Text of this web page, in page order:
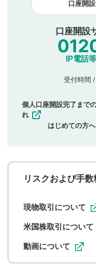
本動画コンテ
他者への誹謗中
公序良俗に反
氏名、住所、
他のサイトへ
他者の権利（
その他当社が不
一度投稿した評価お
ことを承諾したものと
に関する著作者人格権
用者が投稿したコメン
ることがあります。
口座開
口座開設
IP電話
受付時間
個人口座開設完了まで
れ
はじめての方へ
リスクおよび手
現物取引について
米国株取引について
動画について